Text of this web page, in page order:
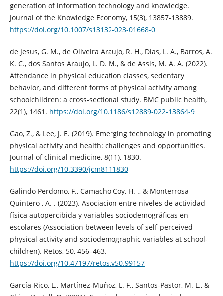
generation of information technology and knowledge.
Journal of the Knowledge Economy, 15(3), 13857-13889.
https://doi.org/10.1007/s13132-023-01668-0
de Jesus, G. M., de Oliveira Araujo, R. H., Dias, L. A., Barros, A.
K. C., dos Santos Araujo, L. D. M., & de Assis, M. A. A. (2022).
Attendance in physical education classes, sedentary
behavior, and different forms of physical activity among
schoolchildren: a cross-sectional study. BMC public health,
22(1), 1461. https://doi.org/10.1186/s12889-022-13864-9
Gao, Z., & Lee, J. E. (2019). Emerging technology in promoting
physical activity and health: challenges and opportunities.
Journal of clinical medicine, 8(11), 1830.
https://doi.org/10.3390/jcm8111830
Galindo Perdomo, F., Camacho Coy, H. ., & Monterrosa
Quintero , A. . (2023). Asociación entre niveles de actividad
física autopercibida y variables sociodemográficas en
escolares (Association between levels of self-perceived
physical activity and sociodemographic variables at school-
children). Retos, 50, 456–463.
https://doi.org/10.47197/retos.v50.99157
García-Rico, L., Martínez-Muñoz, L. F., Santos-Pastor, M. L., &